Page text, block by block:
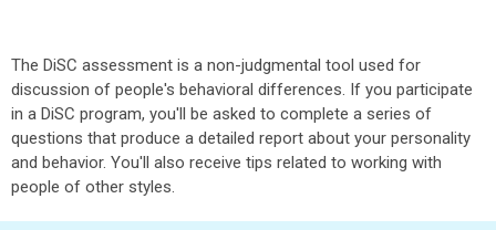
The DiSC assessment is a non-judgmental tool used for
discussion of people's behavioral differences. If you participate
in a DiSC program, you'll be asked to complete a series of
questions that produce a detailed report about your personality
and behavior. You'll also receive tips related to working with
people of other styles.